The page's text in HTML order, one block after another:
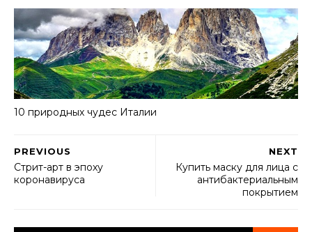
10 природных чудес Италии
NEXT
Купить маску для лица с
антибактериальным
покрытием
PREVIOUS
Стрит-арт в эпоху
коронавируса